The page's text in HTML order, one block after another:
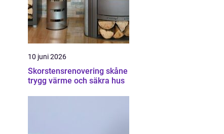
10 juni 2026
Skorstensrenovering skåne
trygg värme och säkra hus